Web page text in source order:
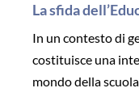
La sfida
In un contesto di
costituisce una
mondo della